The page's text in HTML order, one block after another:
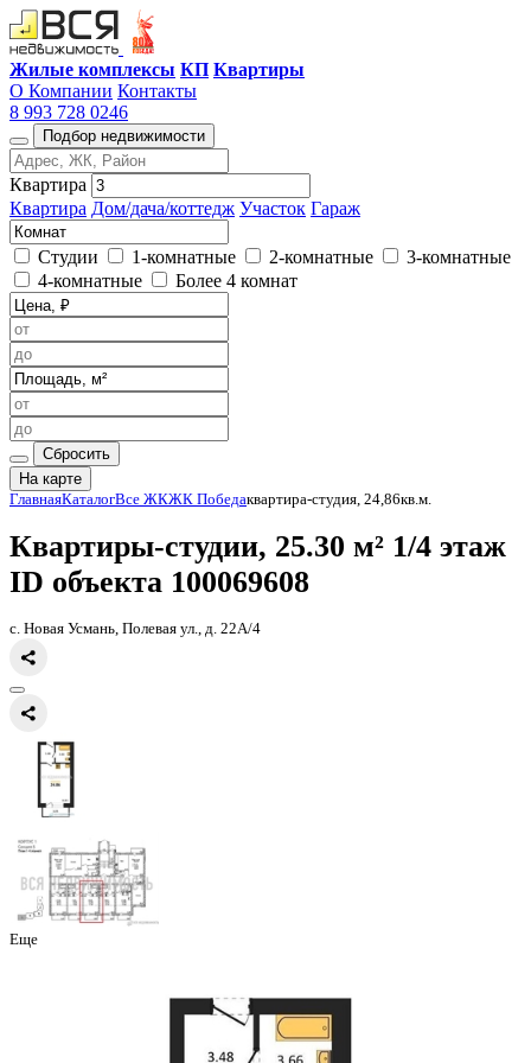
Жилые комплексы КП Квартиры
О Компании Контакты
8 993 728 0246
Подбор недвижимости
Квартира
Квартира Дом/дача/коттедж Участок Гараж
Студии 1-комнатные 2-комнатные
3-комнатные
4-комнатные
Более 4 комнат
Сбросить
На карте
ГлавнаяКаталогВсе ЖКЖК Победа
Квартиры-студии, 25.30 м² 1/
ID объекта 100069608
с. Новая Усмань, Полевая ул., д. 22А/4